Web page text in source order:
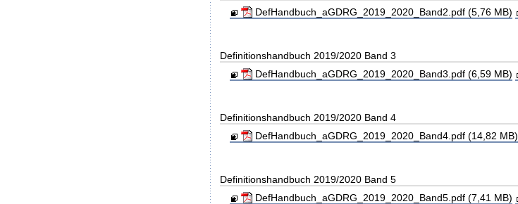
DefHandbuch_aGDRG_2019_2020_Band2.pdf (5,76 MB)
Definitionshandbuch 2019/2020 Band 3
DefHandbuch_aGDRG_2019_2020_Band3.pdf (6,59 MB)
Definitionshandbuch 2019/2020 Band 4
DefHandbuch_aGDRG_2019_2020_Band4.pdf (14,82 MB)
Definitionshandbuch 2019/2020 Band 5
DefHandbuch_aGDRG_2019_2020_Band5.pdf (7,41 MB)